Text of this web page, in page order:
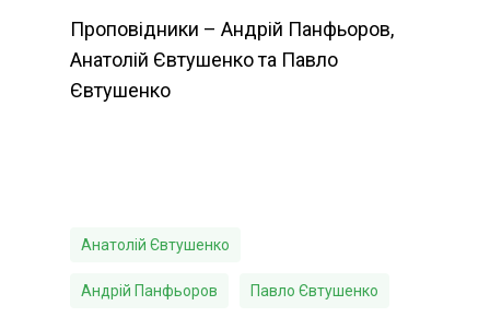
Проповідники – Андрій Панфьоров,
Анатолій Євтушенко та Павло
Євтушенко
Анатолій Євтушенко
Андрій Панфьоров Павло Євтушенко